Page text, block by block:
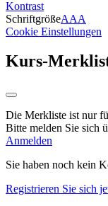
Kontrast
SchriftgrößeAAA
Cookie Einstellungen
Kurs-
Die Merkliste ist nur
Bitte melden Sie sich
Anmelden
Sie haben noch kein
Registrieren Sie sich